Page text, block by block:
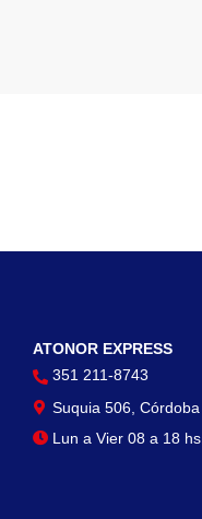
ATONOR EXPRESS
351 211-8743
Suquia 506, Córdoba
Lun a Vier 08 a 18 hs.